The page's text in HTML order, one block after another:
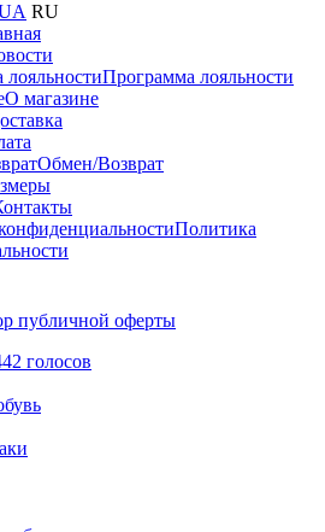
RU
Программа лояльности
О магазине
Обмен/Возврат
Политика
публичной оферты
голосов